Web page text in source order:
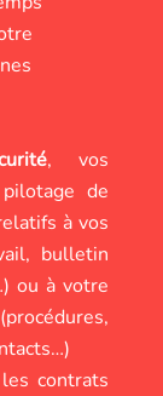
, vos
de
à vos
bulletin
ou à votre
contrats